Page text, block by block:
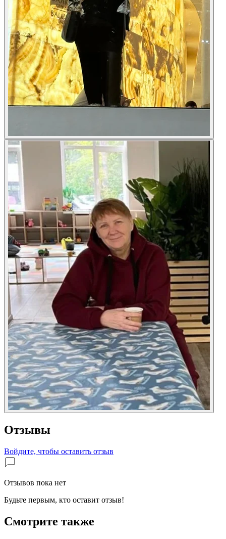
Отзывы
Войдите, чтобы оставить отзыв
Отзывов пока нет
Будьте первым, кто оставит отзыв!
Смотрите также